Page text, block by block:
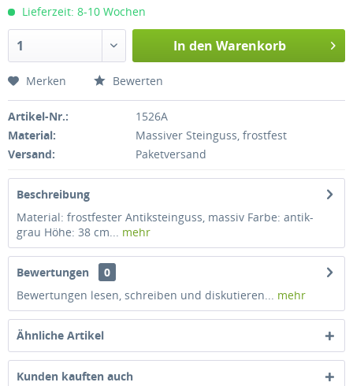
Lieferzeit: 8-10 Wochen
In den Warenkorb
Merken Bewerten
Artikel-Nr.:
1526A
Material:
Massiver Steinguss, frostfest
Versand:
Paketversand
Beschreibung
Material: frostfester Antiksteinguss, massiv Farbe: antik-
grau Höhe: 38 cm... mehr
Bewertungen
0
Bewertungen lesen, schreiben und diskutieren... mehr
Ähnliche Artikel
Kunden kauften auch